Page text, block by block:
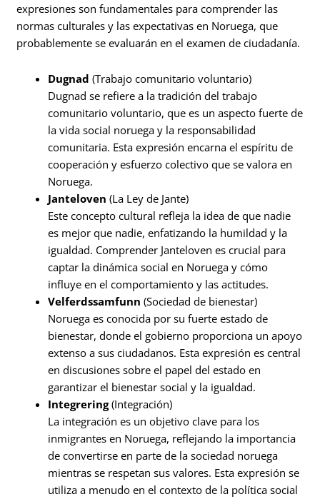
expresiones son fundamentales para comprender las
normas culturales y las expectativas en Noruega, que
probablemente se evaluarán en el examen de ciudadanía.
Dugnad (Trabajo comunitario voluntario)
Dugnad se refiere a la tradición del trabajo
comunitario voluntario, que es un aspecto fuerte de
la vida social noruega y la responsabilidad
comunitaria. Esta expresión encarna el espíritu de
cooperación y esfuerzo colectivo que se valora en
Noruega.
Janteloven (La Ley de Jante)
Este concepto cultural refleja la idea de que nadie
es mejor que nadie, enfatizando la humildad y la
igualdad. Comprender Janteloven es crucial para
captar la dinámica social en Noruega y cómo
influye en el comportamiento y las actitudes.
Velferdssamfunn (Sociedad de bienestar)
Noruega es conocida por su fuerte estado de
bienestar, donde el gobierno proporciona un apoyo
extenso a sus ciudadanos. Esta expresión es central
en discusiones sobre el papel del estado en
garantizar el bienestar social y la igualdad.
Integrering(Integración)
La integración es un objetivo clave para los
inmigrantes en Noruega, reflejando la importancia
de convertirse en parte de la sociedad noruega
mientras se respetan sus valores. Esta expresión se
utiliza a menudo en el contexto de la política social